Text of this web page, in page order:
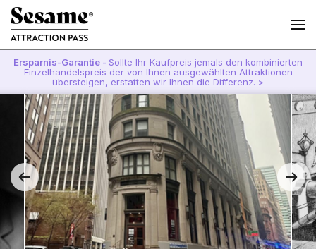
Ersparnis-Garantie - Sollte Ihr Kaufpreis jemals den kombinierten
Einzelhandelspreis der von Ihnen ausgewählten Attraktionen
übersteigen, erstatten wir Ihnen die Differenz. >